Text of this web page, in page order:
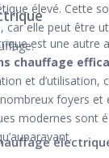
élevé. Cette
car elle peut être
est une autre
chauffage
et d’utilisation,
foyers et
modernes sont